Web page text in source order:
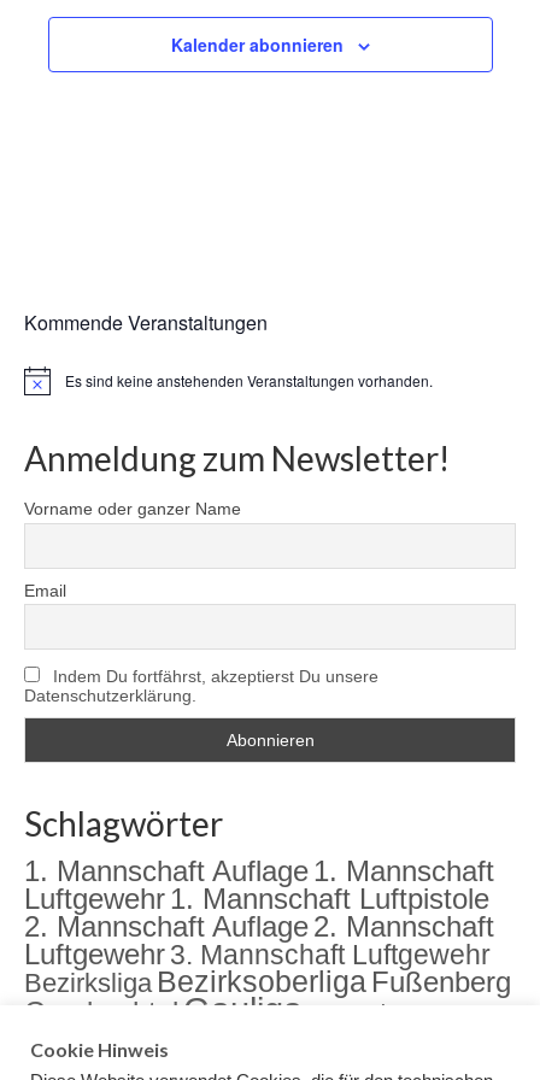
2. Mannschaft Auflage
Mitglied werden
Sektion Am Wenzenbach
Sektionswanderpokale
Kalender abonnieren
Kommende Veranstaltungen
HinweisEs sind keine anstehenden Veranstaltungen vorhanden.
Anmeldung zum Newsletter!
Vorname oder ganzer Name
Email
Indem Du fortfährst, akzeptierst Du unsere
Datenschutzerklärung.
Schlagwörter
1. Mannschaft Auflage1. Mannschaft
Luftgewehr1. Mannschaft Luftpistole
2. Mannschaft Auflage2. Mannschaft
Luftgewehr3. Mannschaft Luftgewehr
Bezirksliga Bezirksoberliga Fußenberg
Gambachtal Gauliga
Jugend
Jugendarbeit
Meisterschaft Rama Dama Sektion
Cookie Hinweis